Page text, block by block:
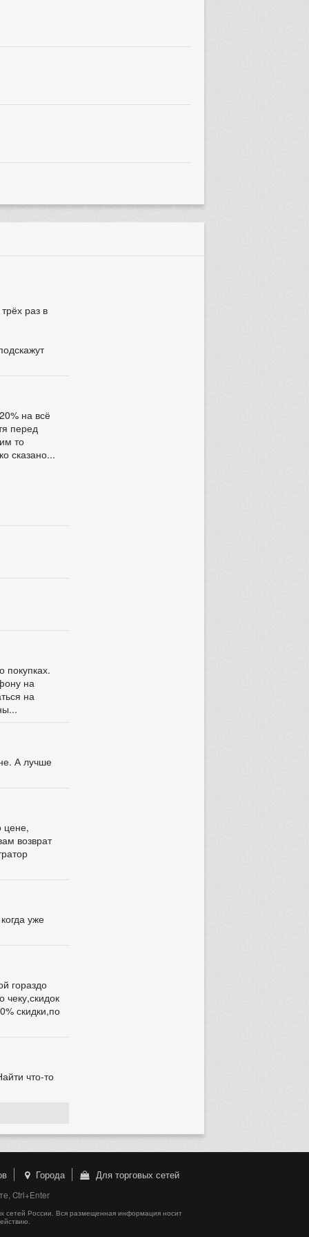
раз в
на всё
перед
то
сказано...
покупках.
на
на
А лучше
цене,
возврат
уже
гораздо
скидки,по
что-то
Города Для торговых сетей
Ctrl+Enter
сетей России. Вся размещенная информация носит